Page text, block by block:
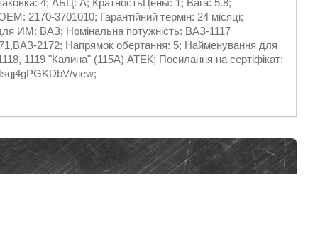
4; АБЦ: A; КратностьЦены: 1; Вага: 5.8;
2170-3701010; Гарантійний термін: 24 місяці;
ИМ: ВАЗ; Номінальна потужність: ВАЗ-1117
2172; Напрямок обертання: 5; Найменування для
1119 "Калина" (115А) АТЕК; Посилання на сертіфікат:
view;